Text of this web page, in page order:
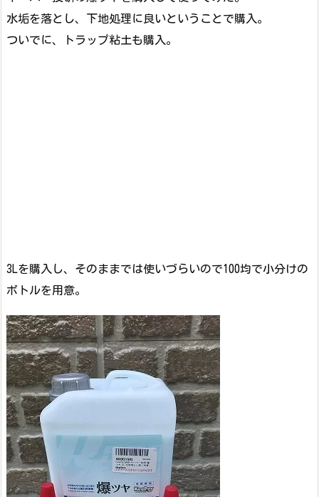
水垢を落とし、下地処理に良いということで購入。
ついでに、トラップ粘土も購入。
3Lを購入し、そのままでは使いづらいので100均で小分けの
ボトルを用意。